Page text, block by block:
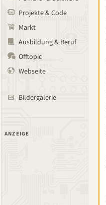
Projekte & Code
Markt
Ausbildung & Beruf
Offtopic
Webseite
Bildergalerie
ANZEIGE